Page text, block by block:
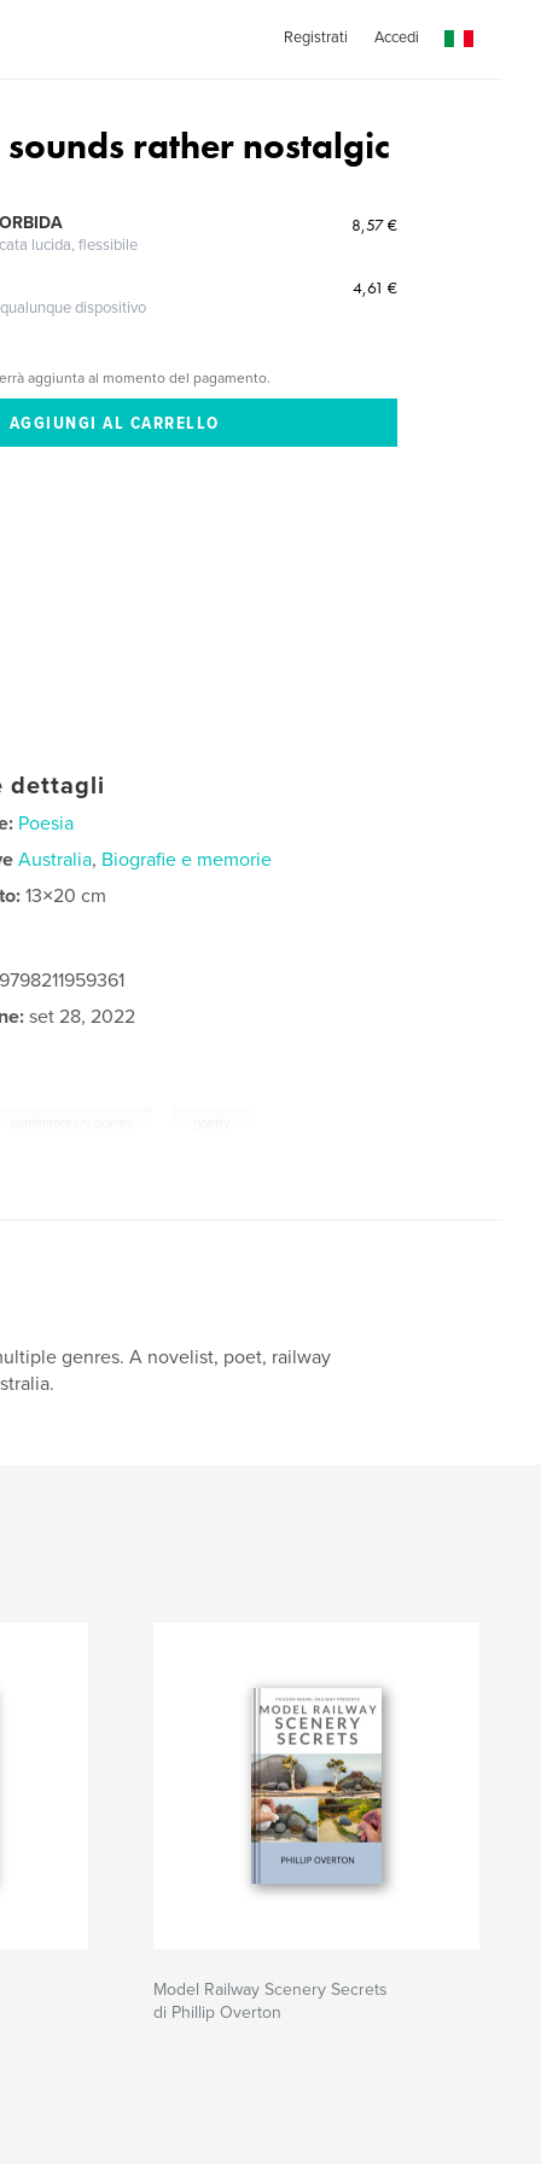
Registrati Accedi
rather nostalgic
lucida, flessibile
8,57 €
dispositivo
4,61 €
aggiunta al momento del pagamento.
dettagli
Poesia
Australia, Biografie e memorie
13×20 cm
set 28, 2022
genres. A novelist, poet, railway
Model Railway Scenery Secrets
di Phillip Overton